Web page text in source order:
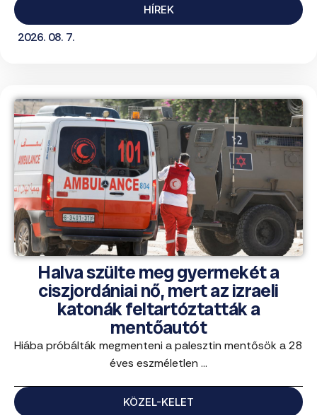
HÍREK
2026. 08. 7.
Halva szülte meg gyermekét a
ciszjordániai nő, mert az izraeli
katonák feltartóztatták a
mentőautót
Hiába próbálták megmenteni a palesztin mentősök a 28
éves eszméletlen ...
KÖZEL-KELET